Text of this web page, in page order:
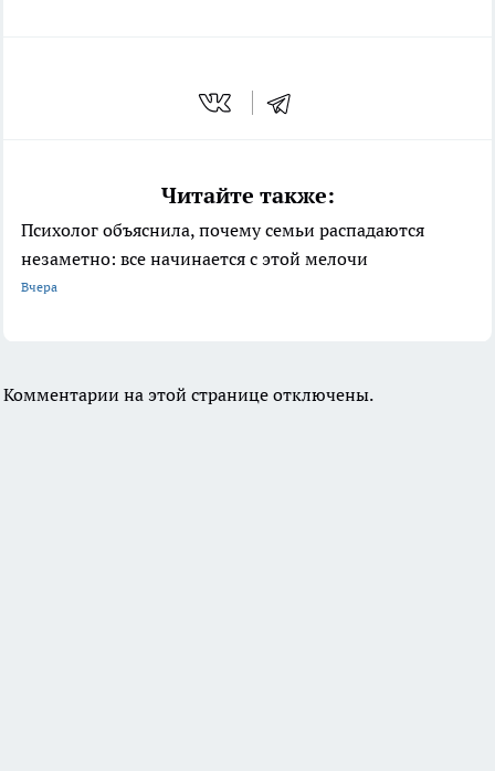
Читайте также:
Психолог объяснила, почему семьи распадаются
незаметно: все начинается с этой мелочи
Вчера
Комментарии на этой странице отключены.